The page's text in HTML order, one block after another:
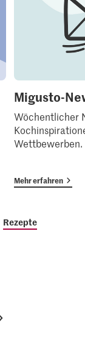
Migusto-
Wöchentlicher
Wettbewerben.
Mehr erfahren
Rezepte